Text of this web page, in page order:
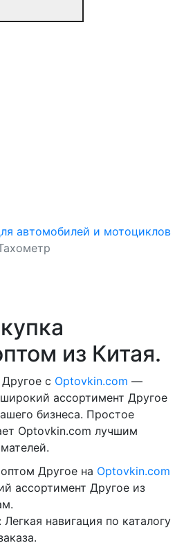
автомобилей и мотоциклов
из Китая.
с Optovkin.com —
ассортимент Другое
бизнеса. Простое
Optovkin.com лучшим
Другое на Optovkin.com
ассортимент Другое из
навигация по каталогу